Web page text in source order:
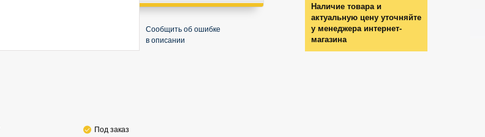
Наличие товара и
актуальную цену уточняйте
у менеджера интернет-
магазина
Сообщить об ошибке
в описании
Под заказ